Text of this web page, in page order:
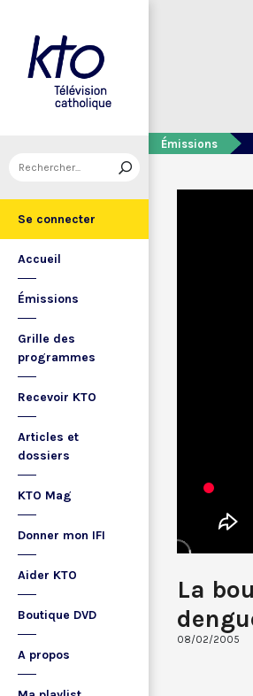
Se connecter
Accueil
Émissions
Grille des
programmes
Recevoir KTO
Articles et
dossiers
KTO Mag
Donner mon IFI
Aider KTO
Boutique DVD
A propos
Émissions
La
08/02/2005